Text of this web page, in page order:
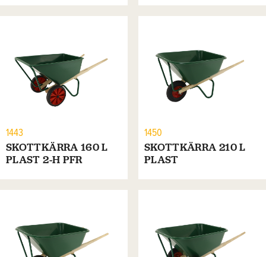
1443
SKOTTKÄRRA 160 L
PLAST 2-H PFR
1450
SKOTTKÄRRA 210 L
PLAST